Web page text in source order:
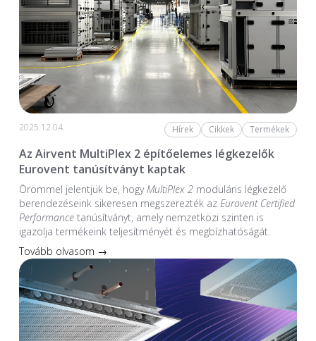
2025.12.04. Hírek Cikkek Termékek
Az Airvent MultiPlex 2 építőelemes légkezelők
Eurovent tanúsítványt kaptak
Örömmel jelentjük be, hogyMultiPlex 2moduláris légkezelő
berendezéseink sikeresen megszerezték az Eurovent Certified
Performancetanúsítványt, amely nemzetközi szinten is
igazolja termékeink teljesítményét és megbízhatóságát.
Tovább olvasom →